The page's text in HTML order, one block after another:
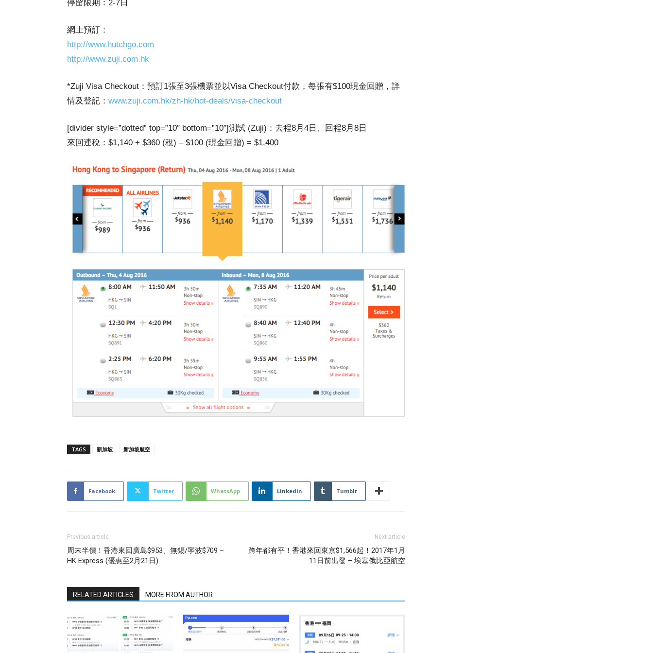
停留限期：2-7日
網上預訂：
http://www.hutchgo.com
http://www.zuji.com.hk
*Zuji Visa Checkout：預訂1張至3張機票並以Visa Checkout付款，每張有$100現金回贈，詳
情及登記： www.zuji.com.hk/zh-hk/hot-deals/visa-checkout
[divider style=”dotted” top=”10″ bottom=”10″]測試 (Zuji)：去程8月4日、回程8月8日
來回連稅：$1,140 + $360 (稅) – $100 (現金回贈) = $1,400
TAGS 新加坡 新加坡航空
Facebook Twitter WhatsApp Linkedin Tumblr
Previous article
周末半價！香港來回廣島$953、無錫/寧波$709 –
HK Express (優惠至2月21日)
Next article
跨年都有平！香港來回東京$1,566起！2017年1月
11日前出發 – 埃塞俄比亞航空
RELATED ARTICLES MORE FROM AUTHOR